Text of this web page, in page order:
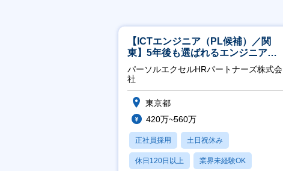
【ICTエンジニア（PL候補）／関
東】5年後も選ばれるエンジニアへ
／チーム運営・体制構築
パーソルエクセルHRパートナーズ株式会
社
東京都
420万~560万
正社員採用 土日祝休み
休日120日以上 業界未経験OK